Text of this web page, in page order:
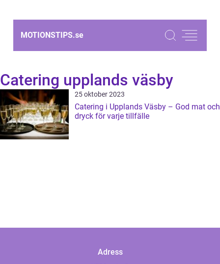
MOTIONSTIPS.se
Catering upplands väsby
25 oktober 2023
Catering i Upplands Väsby – God mat och
dryck för varje tillfälle
Adress